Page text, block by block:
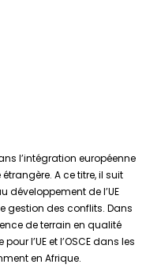
l’intégration européenne
A ce titre, il suit
développement de l’UE
gestion des conflits. Dans
de terrain en qualité
l’UE et l’OSCE dans les
en Afrique.